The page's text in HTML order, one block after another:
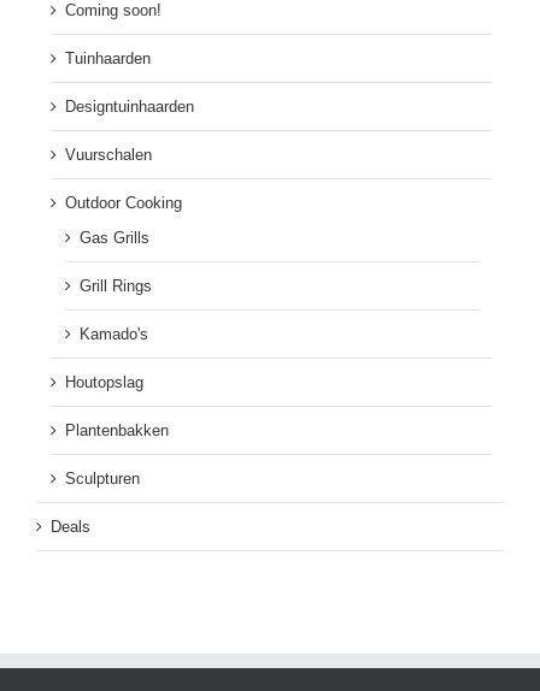
Coming soon!
Tuinhaarden
Designtuinhaarden
Vuurschalen
Outdoor Cooking
Gas Grills
Grill Rings
Kamado's
Houtopslag
Plantenbakken
Sculpturen
Deals